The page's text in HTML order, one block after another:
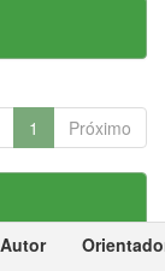
1 Próximo
Autor